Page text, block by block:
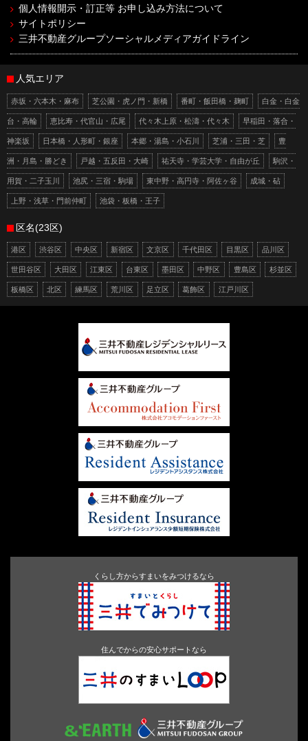
個人情報開示・訂正等 お申し込み方法について
サイトポリシー
三井不動産グループソーシャルメディアガイドライン
人気エリア
赤坂・六本木・麻布 芝公園・虎ノ門・新橋 番町・飯田橋・麹町 白金・白金
台・高輪 恵比寿・代官山・広尾 代々木上原・松濤・代々木 早稲田・落合・
神楽坂 日本橋・人形町・銀座 本郷・湯島・小石川 芝浦・三田・芝 豊
洲・月島・勝どき 戸越・五反田・大崎 祐天寺・学芸大学・自由が丘 駒沢・
用賀・二子玉川 池尻・三宿・駒場 東中野・高円寺・阿佐ヶ谷 成城・砧
上野・浅草・門前仲町 池袋・板橋・王子
区名(23区)
港区 渋谷区 中央区 新宿区 文京区 千代田区 目黒区 品川区
世田谷区 大田区 江東区 台東区 墨田区 中野区 豊島区 杉並区
板橋区 北区 練馬区 荒川区 足立区 葛飾区 江戸川区
くらし方からすまいをみつけるなら
住んでからの安心サポートなら